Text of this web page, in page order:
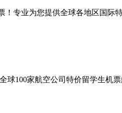
！专业为您提供全球各地区国际特
球100家航空公司特价留学生机